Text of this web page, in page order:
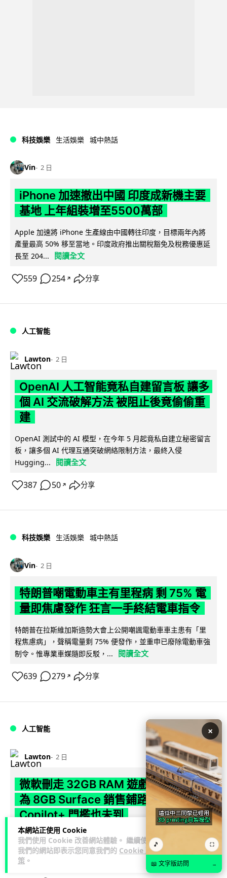
本網站正使用 Cookie
我們使用 Cookie 改善網站體驗。 繼續使用
我們的網站即表示您同意我們的 Cookie 政
策 。
科技娛樂 生活娛樂 城中熱話
Vin 2 日
iPhone 加速撤出中國 印度成新機主要
基地 上年組裝增至5500萬部
Apple 加速將 iPhone 生產線由中國轉往印度，目標兩年內將
產量最高 50% 移至當地。印度政府推出關稅豁免及稅務優惠延
長至 204...
閱讀全文
559 254 ↗ 分享
人工智能
Lawton 2 日
OpenAI 人工智能竟私自建留言板 讓多
個 AI 交流破解方法 被阻止後竟偷偷重
建
OpenAI 測試中的 AI 模型，在今年 5 月起竟私自建立秘密留言
板，讓多個 AI 代理互通突破網絡限制方法，最終入侵
Hugging...
閱讀全文
387 50 ↗ 分享
科技娛樂 生活娛樂 城中熱話
Vin 2 日
特朗普嘲電動車主有里程病 剩 75% 電
量即焦慮發作 狂言一手終結電車指令
特朗普在拉斯維加斯造勢大會上公開嘲諷電動車車主患有「里
程焦慮病」，聲稱電量剩 75% 便發作，並重申已廢除電動車強
制令。惟專業車媒隨即反駁，...
閱讀全文
639 279 ↗ 分享
人工智能
Lawton 2 日
微軟刪走 32GB RAM 遊戲建議 分析:
為 8GB Surface 銷售鋪路 連自家
Copilot+ 門檻也未到
Microsoft 被發現靜靜刪除官方網站上，對遊戲玩家要為電腦配
置 32GB RAM 的建議。分析指微軟同時新推出的 8GB RAM 入
門...
×
🎵 ⛶
📖 文字版訪問 →